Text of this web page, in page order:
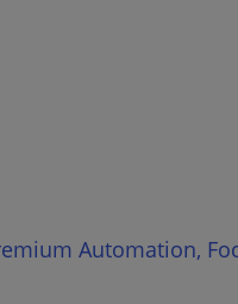
Automation,